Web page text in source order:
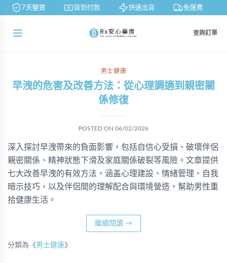
7天鑒賞 貨到付款 快速出貨 免運費
查詢訂單
男士健康
早洩的危害及改善方法：從心理調適到親密關
係修復
POSTED ON 06/02/2026
深入探討早洩帶來的負面影響，包括自信心受損、破壞伴侶
親密關係、精神狀態下滑及家庭關係破裂等風險。文章提供
七大改善早洩的有效方法，涵盖心理建設、情緒管理、自我
暗示技巧，以及伴侶間的理解配合與環境營造，幫助男性重
拾健康生活。
繼續閱讀 →
分類為《男士健康》